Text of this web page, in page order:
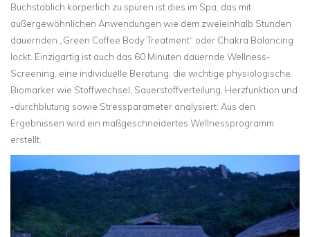
Buchstäblich körperlich zu spüren ist dies im Spa, das mit
außergewöhnlichen Anwendungen wie dem zweieinhalb Stunden
dauernden „Green Coffee Body Treatment“ oder Chakra Balancing
lockt. Einzigartig ist auch das 60 Minuten dauernde Wellness-
Screening, eine individuelle Beratung, die wichtige physiologische
Biomarker wie Stoffwechsel, Sauerstoffverteilung, Herzfunktion und
-durchblutung sowie Stressparameter analysiert. Aus den
Ergebnissen wird ein maßgeschneidertes Wellnessprogramm
erstellt.